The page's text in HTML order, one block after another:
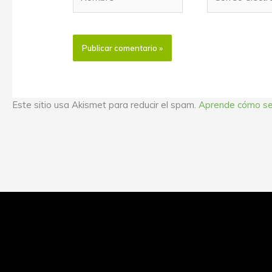
electrónico
Este sitio usa Akismet para reducir el spam. Aprende cómo